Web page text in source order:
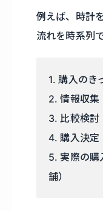
例えば、時計
流れを時系列
1. 購入のき
2. 情報収集
3. 比較検討
4. 購入決定
5. 実際の購
舗）